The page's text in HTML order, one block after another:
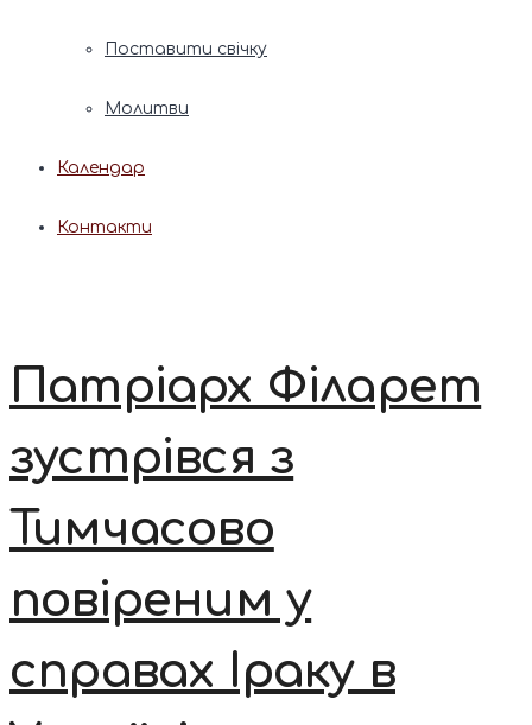
Поставити свічку
Молитви
Календар
Контакти
Патріарх Філарет
зустрівся з
Тимчасово
повіреним у
справах Іраку в